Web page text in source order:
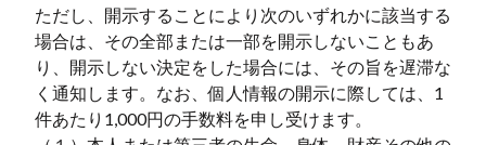
ただし、開示することにより次のいずれかに該当する
場合は、その全部または一部を開示しないこともあ
り、開示しない決定をした場合には、その旨を遅滞な
く通知します。なお、個人情報の開示に際しては、1
件あたり1,000円の手数料を申し受けます。